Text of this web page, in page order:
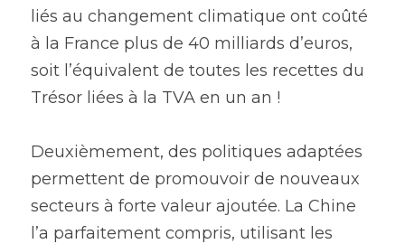
liés au changement climatique ont coûté
à la France plus de 40 milliards d’euros,
soit l’équivalent de toutes les recettes du
Trésor liées à la TVA en un an !
Deuxièmement, des politiques adaptées
permettent de promouvoir de nouveaux
secteurs à forte valeur ajoutée. La Chine
l’a parfaitement compris, utilisant les